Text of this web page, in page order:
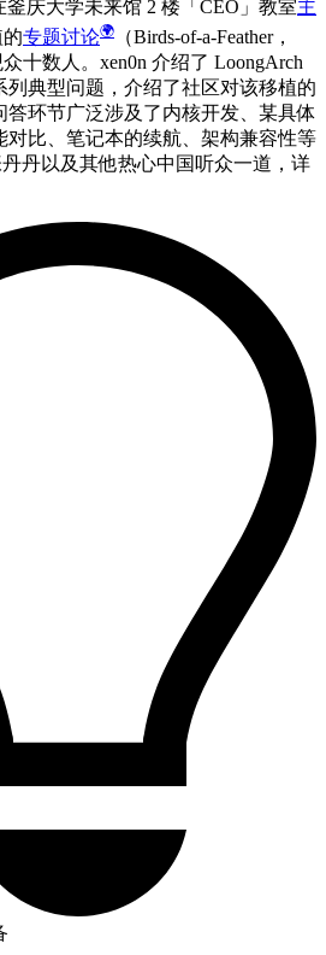
釜庆大学未来馆 2 楼「CEO」教室主
专题讨论
（Birds-of-a-Feather，
十数人。xen0n 介绍了 LoongArch
列典型问题，介绍了社区对该移植的
环节广泛涉及了内核开发、某具体
对比、笔记本的续航、架构兼容性等
丹以及其他热心中国听众一道，详